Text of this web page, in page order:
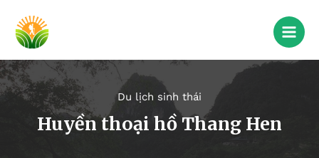
Du lịch sinh thái
Huyền thoại hồ Thang Hen